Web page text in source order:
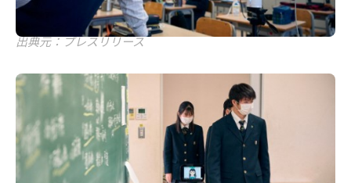
出典元：プレスリリース